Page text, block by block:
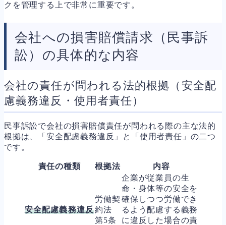
クを管理する上で非常に重要です。
会社への損害賠償請求（民事訴
訟）の具体的な内容
会社の責任が問われる法的根拠（安全配
慮義務違反・使用者責任）
民事訴訟で会社の損害賠償責任が問われる際の主な法的
根拠は、「安全配慮義務違反」と「使用者責任」の二つ
です。
責任の種類 根拠法 内容
安全配慮義務違反
労働契
約法
第5条
企業が従業員の生
命・身体等の安全を
確保しつつ労働でき
るよう配慮する義務
に違反した場合の責